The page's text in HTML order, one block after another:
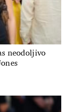
neodoljivo